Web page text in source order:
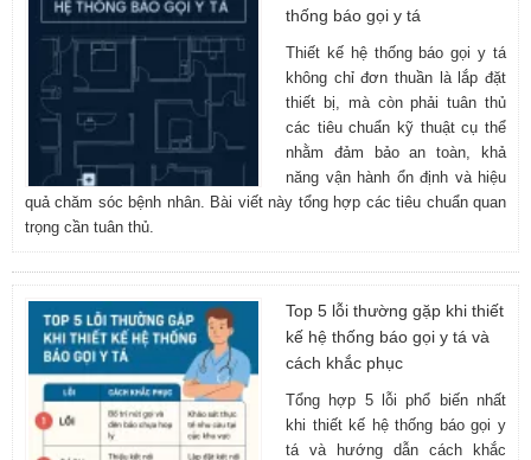
thống báo gọi y tá
Thiết kế hệ thống báo gọi y tá
không chỉ đơn thuần là lắp đặt
thiết bị, mà còn phải tuân thủ
các tiêu chuẩn kỹ thuật cụ thể
nhằm đảm bảo an toàn, khả
năng vận hành ổn định và hiệu
quả chăm sóc bệnh nhân. Bài viết này tổng hợp các tiêu chuẩn quan
trọng cần tuân thủ.
Top 5 lỗi thường gặp khi thiết
kế hệ thống báo gọi y tá và
cách khắc phục
Tổng hợp 5 lỗi phổ biến nhất
khi thiết kế hệ thống báo gọi y
tá và hướng dẫn cách khắc